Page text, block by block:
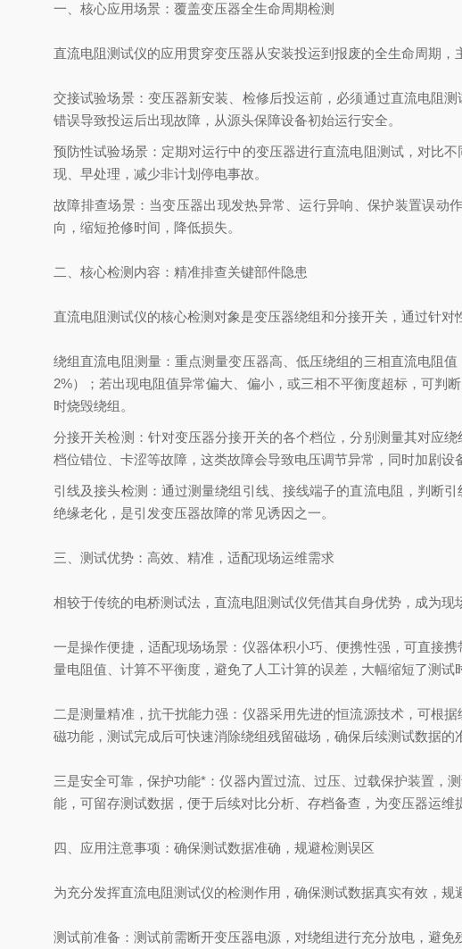
一、核心应用场景：覆盖变压器全生命周期检测
直流电阻测试仪的应用贯穿变压器从安装投运到报废的全生命周期
交接试验场景：变压器新安装、检修后投运前，必须通过直流电阻
错误导致投运后出现故障，从源头保障设备初始运行安全。
预防性试验场景：定期对运行中的变压器进行直流电阻测试，对比
现、早处理，减少非计划停电事故。
故障排查场景：当变压器出现发热异常、运行异响、保护装置误动
向，缩短抢修时间，降低损失。
二、核心检测内容：精准排查关键部件隐患
直流电阻测试仪的核心检测对象是变压器绕组和分接开关，通过针
绕组直流电阻测量：重点测量变压器高、低压绕组的三相直流电阻
2%）；若出现电阻值异常偏大、偏小，或三相不平衡度超标，可判
时烧毁绕组。
分接开关检测：针对变压器分接开关的各个档位，分别测量其对应
档位错位、卡涩等故障，这类故障会导致电压调节异常，同时加剧设
引线及接头检测：通过测量绕组引线、接线端子的直流电阻，判断
绝缘老化，是引发变压器故障的常见诱因之一。
三、测试优势：高效、精准，适配现场运维需求
相较于传统的电桥测试法，直流电阻测试仪凭借其自身优势，成为现
一是操作便捷，适配现场场景：仪器体积小巧、便携性强，可直接
量电阻值、计算不平衡度，避免了人工计算的误差，大幅缩短了测试
二是测量精准，抗干扰能力强：仪器采用先进的恒流源技术，可根
磁功能，测试完成后可快速消除绕组残留磁场，确保后续测试数据的
三是安全可靠，保护功能*：仪器内置过流、过压、过载保护装置，
能，可留存测试数据，便于后续对比分析、存档备查，为变压器运维
四、应用注意事项：确保测试数据准确，规避检测误区
为充分发挥直流电阻测试仪的检测作用，确保测试数据真实有效，规
测试前准备：测试前需断开变压器电源，对绕组进行充分放电，避